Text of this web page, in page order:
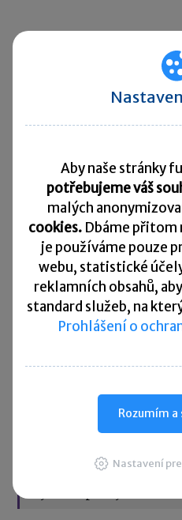
Postup před vznikem
Postup před vznikem
Postup před vznikem
Postup před vznikem
Sdílet:
Zanechte komentář
Diskuse neslouží jako právní,
vyhrazena pro vzájemnou
Aby naše stránky
potřebujeme váš
malých
cookies. Dbáme přitom
je používáme pouze
webu, statistické
reklamních obsahů,
standard služeb, na
Prohlášení o
Rozumím a
Nastavení